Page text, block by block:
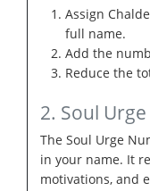
Assign
full name.
Add the
Reduce the
2. Soul
The Soul Urge
in your name. It
motivations, and